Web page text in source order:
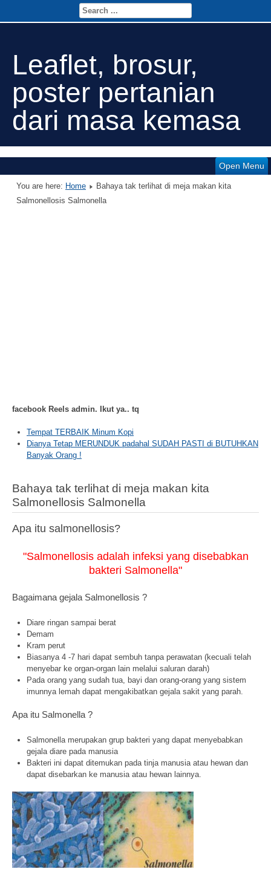
Leaflet, brosur,
poster pertanian
dari masa kemasa
Open Menu
You are here: Home
Bahaya tak terlihat di meja makan kita
Salmonellosis Salmonella
facebook Reels admin. Ikut ya.. tq
Tempat TERBAIK Minum Kopi
Dianya Tetap MERUNDUK padahal SUDAH PASTI di BUTUHKAN
Banyak Orang !
Bahaya tak terlihat di meja makan kita
Salmonellosis Salmonella
Apa itu salmonellosis?
"Salmonellosis adalah infeksi yang disebabkan
bakteri Salmonella"
Bagaimana gejala Salmonellosis ?
Diare ringan sampai berat
Demam
Kram perut
Biasanya 4 -7 hari dapat sembuh tanpa perawatan (kecuali telah
menyebar ke organ-organ lain melalui saluran darah)
Pada orang yang sudah tua, bayi dan orang-orang yang sistem
imunnya lemah dapat mengakibatkan gejala sakit yang parah.
Apa itu Salmonella ?
Salmonella merupakan grup bakteri yang dapat menyebabkan
gejala diare pada manusia
Bakteri ini dapat ditemukan pada tinja manusia atau hewan dan
dapat disebarkan ke manusia atau hewan lainnya.